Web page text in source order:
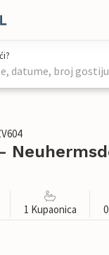
datume, broj gostiju
1 Kupaonica